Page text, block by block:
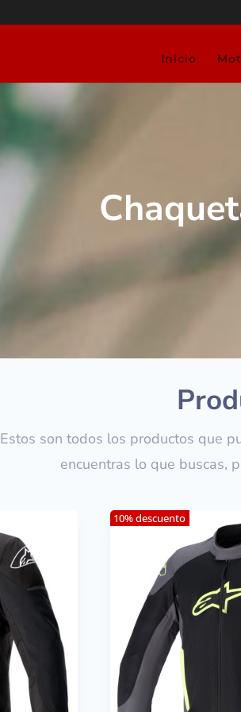
Inicio
Estos son todos los productos que
encuentras lo que buscas,
10% descuento